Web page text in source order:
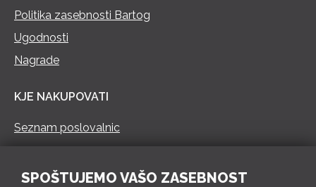
Politika zasebnosti Bartog
Ugodnosti
Nagrade
KJE NAKUPOVATI
Seznam poslovalnic
SPOŠTUJEMO VAŠO ZASEBNOST